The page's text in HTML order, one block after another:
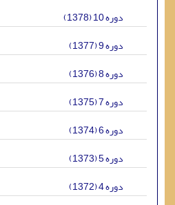
دوره 10 (1378)
دوره 9 (1377)
دوره 8 (1376)
دوره 7 (1375)
دوره 6 (1374)
دوره 5 (1373)
دوره 4 (1372)